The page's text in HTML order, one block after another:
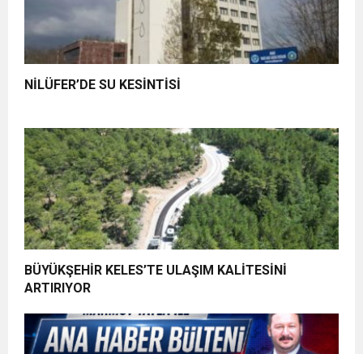
NİLÜFER’DE SU KESİNTİSİ
BÜYÜKŞEHİR KELES’TE ULAŞIM KALİTESİNİ
ARTIRIYOR